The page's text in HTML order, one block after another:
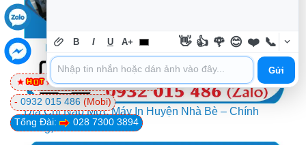
Địa Chỉ Nạp Mực Máy In Huyện Nhà Bè – Chính
Hãng, Giá Rẻ
Tổng Đài: 028 7300 3894
- 0932 015 486 (Mobi)
0981 81 32 72(Viettel)
B I U A+ 👋 👍 🌹 😊 ❤️ 📞
Gửi